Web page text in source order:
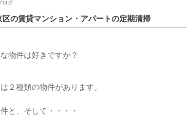
ログ
区の賃貸マンション・アパートの定期清掃
物件は好きですか？
２種類の物件があります。
と、そして・・・・